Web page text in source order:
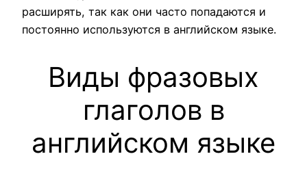
расширять, так как они часто попадаются и
постоянно используются в английском языке.
Виды фразовых
глаголов в
английском языке